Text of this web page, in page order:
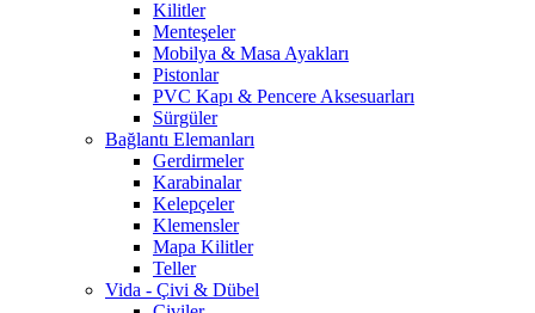
Kilitler
Menteşeler
Mobilya & Masa Ayakları
Pistonlar
PVC Kapı & Pencere Aksesuarları
Sürgüler
Bağlantı Elemanları
Gerdirmeler
Karabinalar
Kelepçeler
Klemensler
Mapa Kilitler
Teller
Vida - Çivi & Dübel